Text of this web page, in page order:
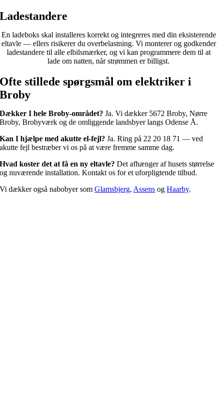
Ladestandere
En ladeboks skal installeres korrekt og integreres med din eksisterende
eltavle — ellers risikerer du overbelastning. Vi monterer og godkender
ladestandere til alle elbilsmærker, og vi kan programmere dem til at
lade om natten, når strømmen er billigst.
Ofte stillede spørgsmål om elektriker i
Broby
Dækker I hele Broby-området? Ja. Vi dækker 5672 Broby, Nørre
Broby, Brobyværk og de omliggende landsbyer langs Odense Å.
Kan I hjælpe med akutte el-fejl? Ja. Ring på 22 20 18 71 — ved
akutte fejl bestræber vi os på at være fremme samme dag.
Hvad koster det at få en ny eltavle? Det afhænger af husets størrelse
og nuværende installation. Kontakt os for et uforpligtende tilbud.
Vi dækker også nabobyer somGlamsbjerg, Assens ogHaarby.